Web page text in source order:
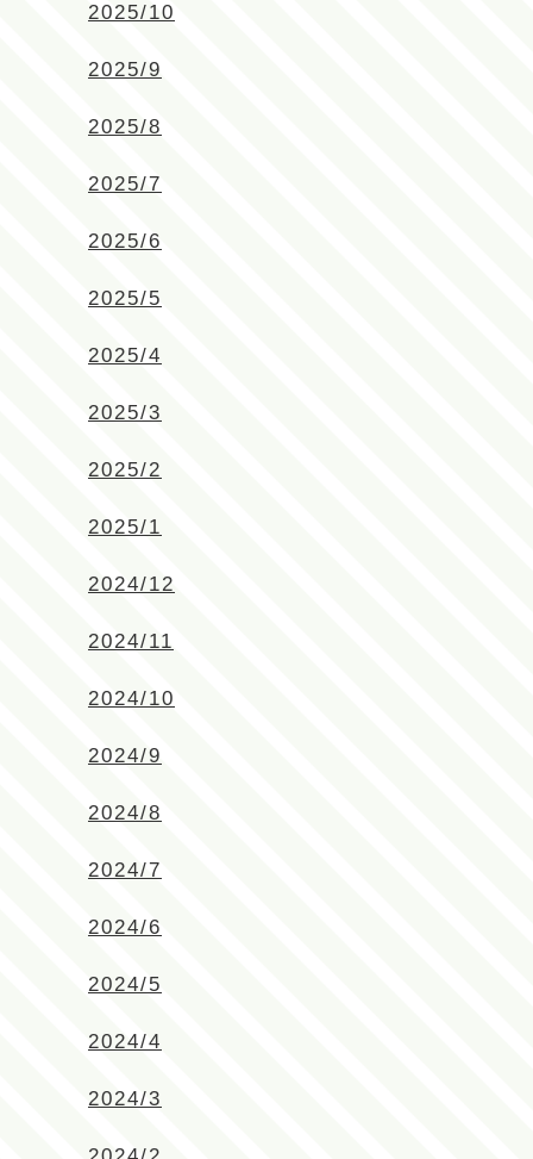
2025/10
2025/9
2025/8
2025/7
2025/6
2025/5
2025/4
2025/3
2025/2
2025/1
2024/12
2024/11
2024/10
2024/9
2024/8
2024/7
2024/6
2024/5
2024/4
2024/3